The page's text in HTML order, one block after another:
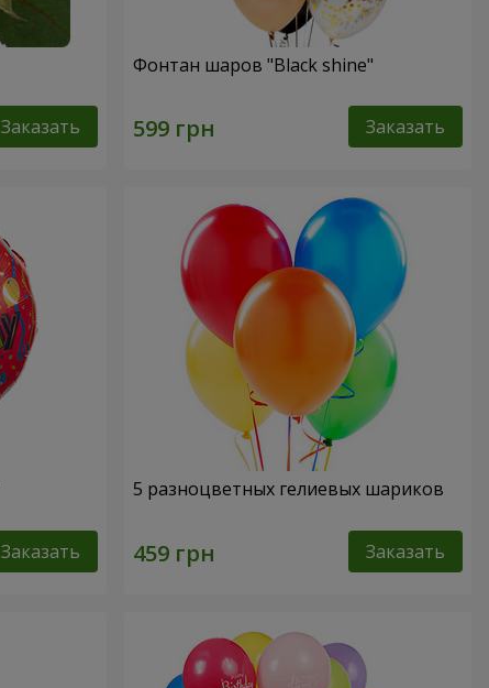
Заказать
Фонтан шаров "Black shine"
Заказать
Заказать
5 разноцветных гелиевых шариков
Заказать